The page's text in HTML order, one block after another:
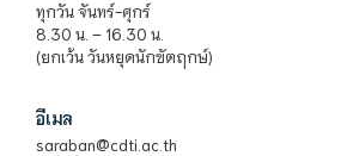
ทุกวัน จันทร์-ศุกร์
8.30 น. – 16.30 น.
(ยกเว้น วันหยุดนักขัตฤกษ์)
อีเมล
saraban@cdti.ac.th